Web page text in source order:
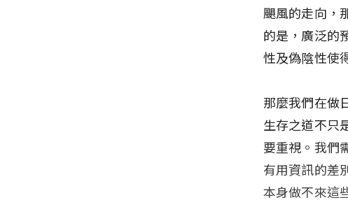
颶風的走向，
的是，廣泛的
性及偽陰性使
那麼我們在做
生存之道不只
要重視。我們
有用資訊的差
本身做不來這